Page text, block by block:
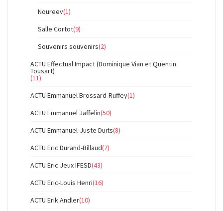
Noureev(1)
Salle Cortot(9)
Souvenirs souvenirs(2)
ACTU Effectual Impact (Dominique Vian et Quentin
Tousart)
(11)
ACTU Emmanuel Brossard-Ruffey(1)
ACTU Emmanuel Jaffelin(50)
ACTU Emmanuel-Juste Duits(8)
ACTU Eric Durand-Billaud(7)
ACTU Eric Jeux IFESD(43)
ACTU Eric-Louis Henri(16)
ACTU Erik Andler(10)